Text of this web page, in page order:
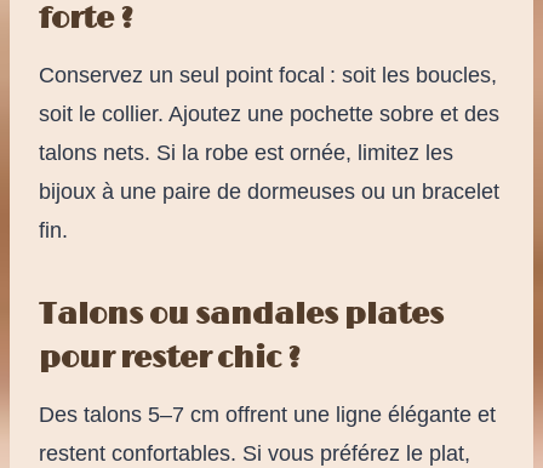
forte ?
Conservez un seul point focal : soit les boucles,
soit le collier. Ajoutez une pochette sobre et des
talons nets. Si la robe est ornée, limitez les
bijoux à une paire de dormeuses ou un bracelet
fin.
Talons ou sandales plates
pour rester chic ?
Des talons 5–7 cm offrent une ligne élégante et
restent confortables. Si vous préférez le plat,